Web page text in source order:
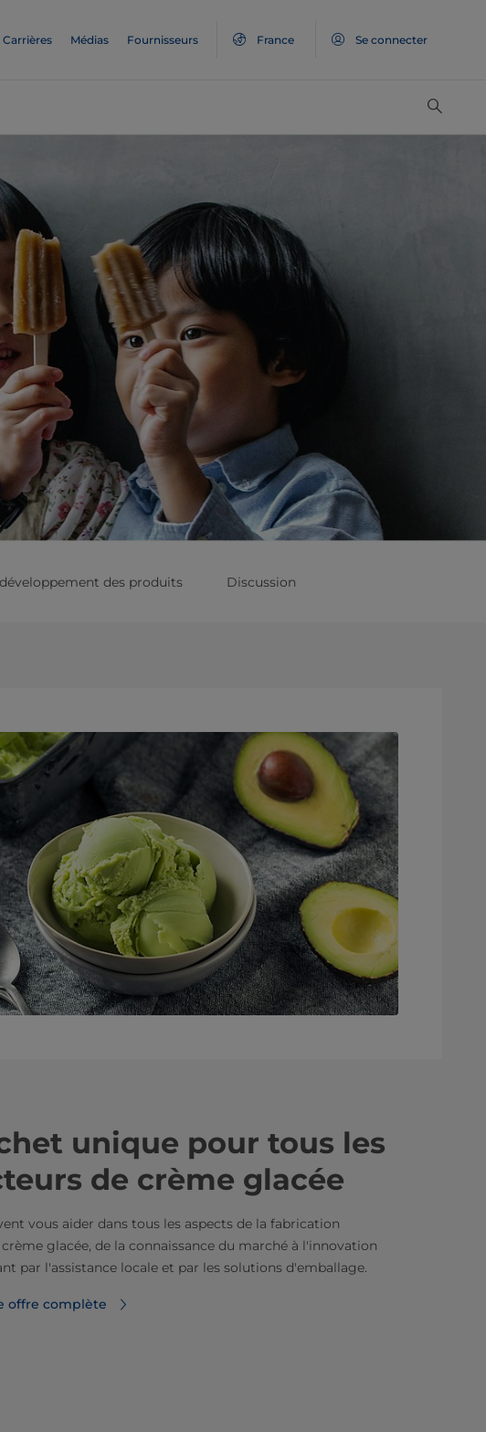
Carrières Médias Fournisseurs France Se connecter
des produits Discussion
unique pour tous les
de crème glacée
vous aider dans tous les aspects de la fabrication
glacée, de la connaissance du marché à l'innovation
par l'assistance locale et par les solutions d'emballage.
offre complète